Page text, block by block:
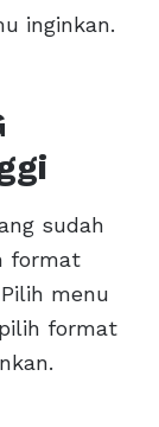
inginkan.
sudah
format
menu
pilih format